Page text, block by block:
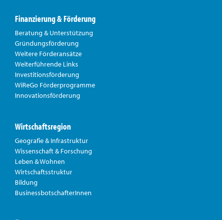
Finanzierung & Förderung
Beratung & Unterstützung
Gründungsförderung
Weitere Förderansätze
Weiterführende Links
Investitionsförderung
WiReGo Förderprogramme
Innovationsförderung
Wirtschaftsregion
Geografie & Infrastruktur
Wissenschaft & Forschung
Leben & Wohnen
Wirtschaftsstruktur
Bildung
BusinessbotschafterInnen